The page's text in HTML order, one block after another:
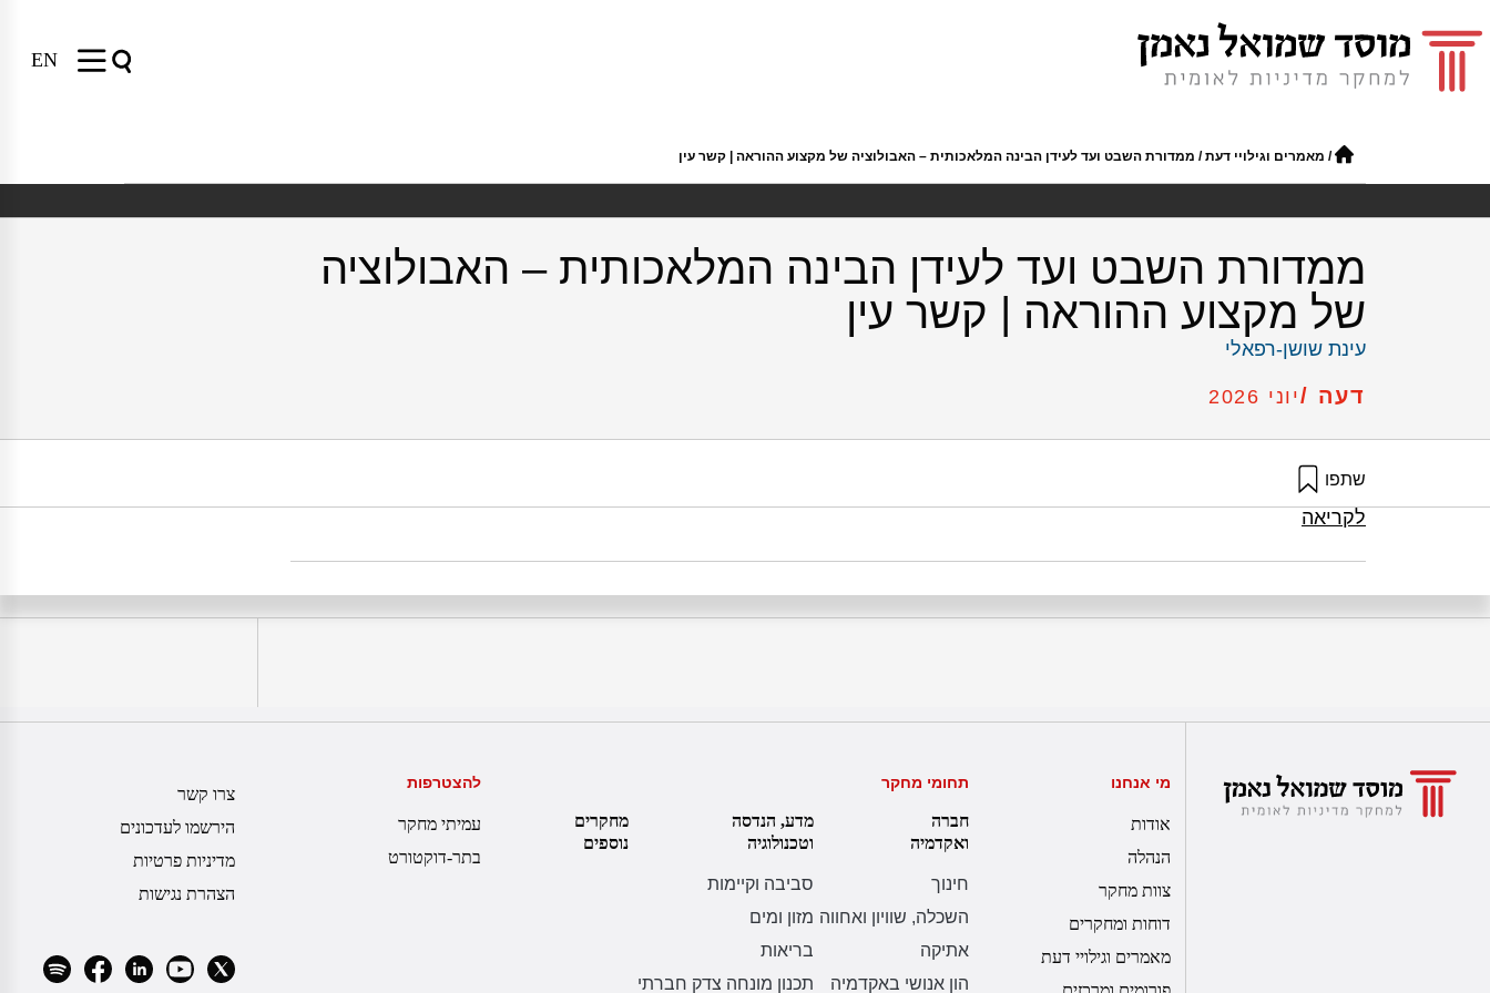
EN
/ מאמרים וגילויי דעת/ ממדורת השבט ועד לעידן הבינה המלאכותית – האבולוציה של מקצוע ההוראה | קשר עין
ממדורת השבט ועד לעידן הבינה המלאכותית – האבולוציה
של מקצוע ההוראה | קשר עין
עינת שושן-רפאלי
דעה /יוני 2026
שתפו
לקריאה
מי אנחנו
אודות
הנהלה
צוות מחקר
דוחות ומחקרים
מאמרים וגילויי דעת
תחומי מחקר
חברה
ואקדמיה
חינוך
השכלה, שוויון ואחווה
אתיקה
הון אנושי באקדמיה
מדע, הנדסה
וטכנולוגיה
סביבה וקיימות
מזון ומים
בריאות
תכנון מונחה צדק חברתי
מחקרים
נוספים
להצטרפות
עמיתי מחקר
בתר-דוקטורט
צרו קשר
הירשמו לעדכונים
מדיניות פרטיות
הצהרת נגישות